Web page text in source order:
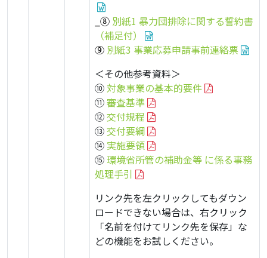
_⑧ 別紙1 暴力団排除に関する誓約書
（補足付）
⑨ 別紙3 事業応募申請事前連絡票
＜その他参考資料＞
⑩ 対象事業の基本的要件
⑪審査基準
⑫交付規程
⑬交付要綱
⑭ 実施要領
⑮環境省所管の補助金等 に係る事務
処理手引
リンク先を左クリックしてもダウン
ロードできない場合は、右クリック
「名前を付けてリンク先を保存」な
どの機能をお試しください。